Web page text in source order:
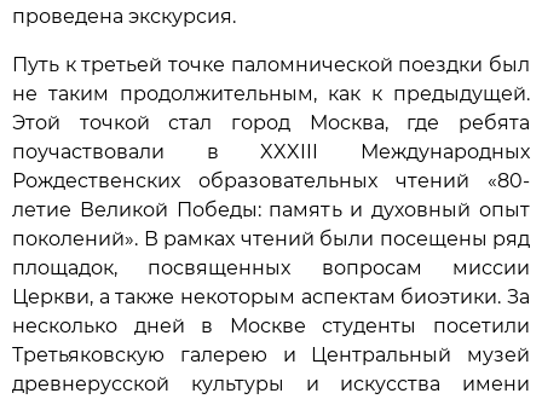
проведена экскурсия.
Путь к третьей точке паломнической поездки был
не таким продолжительным, как к предыдущей.
Этой точкой стал город Москва, где ребята
поучаствовали в XXXIII Международных
Рождественских образовательных чтений «80-
летие Великой Победы: память и духовный опыт
поколений». В рамках чтений были посещены ряд
площадок, посвященных вопросам миссии
Церкви, а также некоторым аспектам биоэтики. За
несколько дней в Москве студенты посетили
Третьяковскую галерею и Центральный музей
древнерусской культуры и искусства имени